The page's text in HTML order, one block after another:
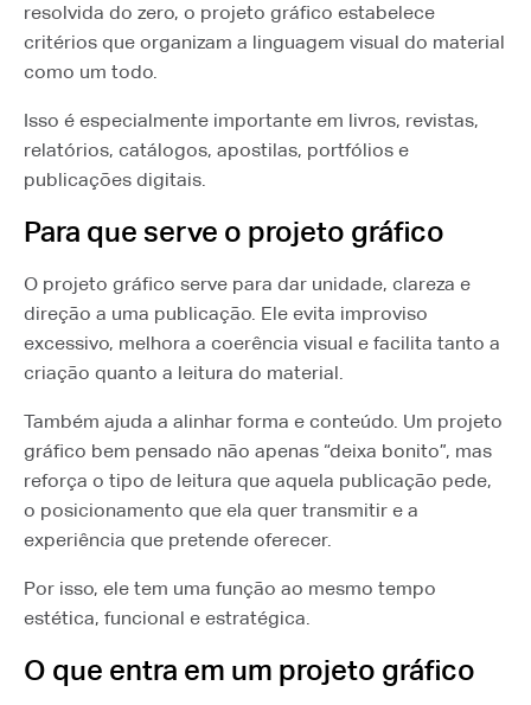
resolvida do zero, o projeto gráfico estabelece
critérios que organizam a linguagem visual do material
como um todo.
Isso é especialmente importante em livros, revistas,
relatórios, catálogos, apostilas, portfólios e
publicações digitais.
Para que serve o projeto gráfico
O projeto gráfico serve para dar unidade, clareza e
direção a uma publicação. Ele evita improviso
excessivo, melhora a coerência visual e facilita tanto a
criação quanto a leitura do material.
Também ajuda a alinhar forma e conteúdo. Um projeto
gráfico bem pensado não apenas “deixa bonito”, mas
reforça o tipo de leitura que aquela publicação pede,
o posicionamento que ela quer transmitir e a
experiência que pretende oferecer.
Por isso, ele tem uma função ao mesmo tempo
estética, funcional e estratégica.
O que entra em um projeto gráfico